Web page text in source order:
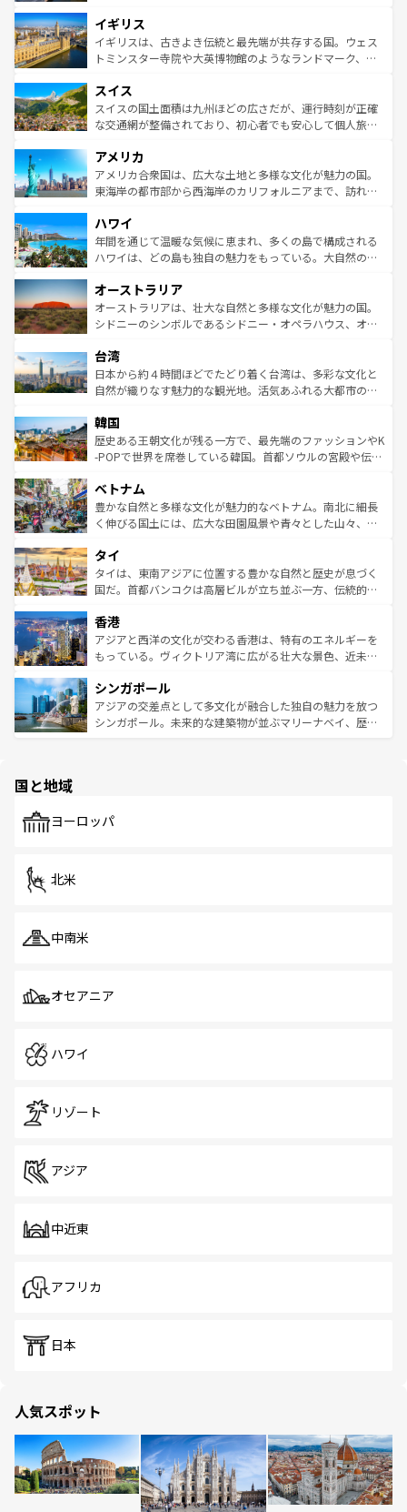
いる。シャンパンの発祥地であるランス、プロヴァンスの
香り高いラベンダー畑など、多彩な楽しみ方が可能だ。さ
らに、パリ以外の地域にも魅力が溢れており、どの街角に
れる地方に足を運ぶとそれぞれで全く異なる文化を体験で
きるだろう。 なお、新着のフランス情報はコンテンツ一覧
を参照してほしい。
顔を持つこの国は、どこを歩いても飽きることがない。ベ
ルリンの文化的活気、バイエルン州のアルプスの絶景、そ
してライン川沿いのワイン畑といった風景は必見。ビール
は、お酒好きな人にはぜひ体験してほしい。 なお、新着の
ドイツ情報はコンテンツ一覧を参照してほしい。
イギリス
イギリスは、古きよき伝統と最先端が共存する国。ウェス
トミンスター寺院や大英博物館のようなランドマーク、歴
リアごとに異なる魅力がある。また、優雅なアフタヌーン
ティー、ビール好きにはたまらない英国パブ、サッカー観
戦など、本場だからこそできる体験も豊富。イギリスを旅
ンツ一覧を参照してほしい。
スイス
スイスの国土面積は九州ほどの広さだが、運行時刻が正確
な交通網が整備されており、初心者でも安心して個人旅行
の建物がそのまま残る町や、スイスならではのユニークな
博物館もあり、アルプス観光だけでなく町歩きも満喫する
ことができる。国民の所得が高いため物価も高いが、旅行
ば市内交通費無料で観光を楽しむこともできる。 なお、新
着のスイス情報はコンテンツ一覧 を参照してほしい。
アメリカ
アメリカ合衆国は、広大な土地と多様な文化が魅力の国。
東海岸の都市部から西海岸のカリフォルニアまで、訪れる
のような巨大都市は、観光、ショッピング、エンターテイ
ンメントが詰まった刺激的なスポットだ。一方、アメリカ
西部には大自然が広がり、グランドキャニオンやイエロー
部のニューオーリンズでは、音楽と美食が融合した独特の
文化が魅力。旅行者はアメリカの各地域で異なる魅力を楽
しみながら、その多様性と豊かな歴史を感じることができ
ならではの贅沢な旅のスタイルだ。 なお、新着のアメリカ
情報はコンテンツ一覧を参照してほしい。
ハワイ
年間を通じて温暖な気候に恵まれ、多くの島で構成される
ハワイは、どの島も独自の魅力をもっている。大自然の神
ワイ島は見逃せない。また、定番の観光地といえばオアフ
島だが、静かな自然を求めるならマウイ島やカウアイ島が
おすすめ。エメラルドグリーンに輝く海をはじめ、豊かな
れるおもてなしの心で訪れる人々を迎えてくれるハワイの
人々、おいしいローカルフードやハワイアンミュージッ
ク、伝統的なフラダンスなど、すべてがハワイの魅力を彩
ワイを、存分に味わってほしい。 なお、新着のハワイ情報
はコンテンツ一覧を参照してほしい。
オーストラリア
オーストラリアは、壮大な自然と多様な文化が魅力の国。
シドニーのシンボルであるシドニー・オペラハウス、オー
リアリーフや大陸中央部にそびえるウルル（エアーズロッ
ク）、タスマニアの美しい原生林やケアンズの熱帯雨林な
ど、見どころがたくさん。また、カフェやワイン、オージ
いる。アクティビティも充実しており、サーフィンやダイ
ビング、ハイキングなど、アウトドア好きにはたまらな
い。オーストラリアの多彩な魅力を存分に味わいつくそ
参照してほしい。
台湾
日本から約４時間ほどでたどり着く台湾は、多彩な文化と
自然が織りなす魅力的な観光地。活気あふれる大都市の台
ン）、静ひつな山岳地帯である台湾東部など、都市の喧騒
と山間の静けさが共存しており、訪れる人に新しい発見と
驚きをもたらしてくれる。また、奥深い台湾の食文化も魅
容にもいいと評判のスイーツなど、バラエティ豊かな料理
が味わえる。 なお、新着の台湾情報は コンテンツ一覧を参
照してほしい。
韓国
歴史ある王朝文化が残る一方で、最先端のファッションやK
-POPで世界を席巻している韓国。首都ソウルの宮殿や伝統
き、地方に足を延ばせば四季折々の自然美を楽しむことが
できる。そして、キムチや焼肉、絶品のストリートフード
まで、さまざまな韓国料理が待っている。夜には、韓国な
リティに包まれながら、韓国の多彩な魅力を心ゆくまで味
わってみてほしい。 なお、新着の韓国情報はコンテンツ一
覧を参照してほしい。
ベトナム
豊かな自然と多様な文化が魅力的なベトナム。南北に細長
く伸びる国土には、広大な田園風景や青々とした山々、世
急速な発展と共に伝統が息づく。ハノイの古い町並みやホ
ーチミン市のフランス統治時代の建物も、独特の雰囲気を
醸し出している。また、バラエティの豊かさとおいしさで
とつ。フォーやバインミー、ベトナムコーヒーなどは、ぜ
ひ現地で味わいたい。どの地域を訪れてもあたたかい人々
が旅行者を迎えてくれるので、きっと忘れられない旅にな
参照してほしい。
タイ
タイは、東南アジアに位置する豊かな自然と歴史が息づく
国だ。首都バンコクは高層ビルが立ち並ぶ一方、伝統的な
の活気が交差している。北部ではチェンマイなどの山岳地
帯で自然と触れ合い、南部ではプーケットやクラビの美し
いビーチでリゾート気分を楽しむことができる。タイ料理
激する。気候は一年中温暖で、どの季節にも異なる楽しみ
が待っている。親しみやすいタイの人々、仏教を中心とし
た文化、そして多様な観光資源が、訪れる旅人を魅了し続
香港
アジアと西洋の文化が交わる香港は、特有のエネルギーを
もっている。ヴィクトリア湾に広がる壮大な景色、近未来
み、どこを訪れても感動するはず。観光スポットが密集し
ており、効率よく見どころを回れるのも魅力。息をのむよ
うな絶景から文化的な体験まで、香港を存分に楽しみ尽く
シンガポール
アジアの交差点として多文化が融合した独自の魅力を放つ
シンガポール。未来的な建築物が並ぶマリーナベイ、歴史
で、ホーカーズは地元の風情を楽しめる外せないスポット
国と地域
ヨーロッパ
北米
中南米
オセアニア
ハワイ
リゾート
アジア
中近東
アフリカ
日本
人気スポット